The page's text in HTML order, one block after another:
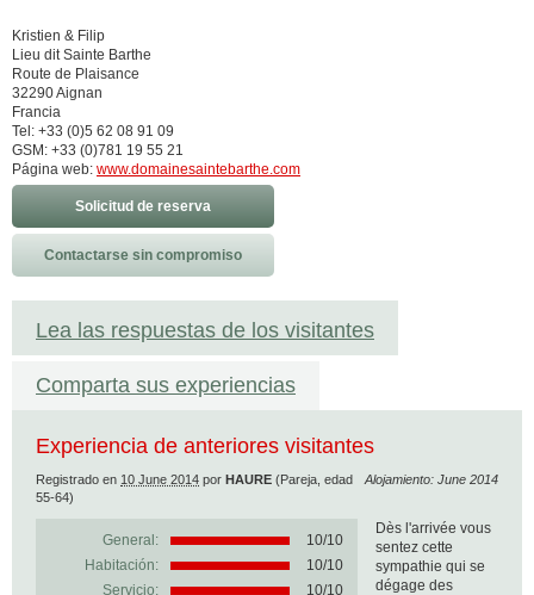
Kristien & Filip
Lieu dit Sainte Barthe
Route de Plaisance
32290 Aignan
Francia
Tel: +33 (0)5 62 08 91 09
GSM: +33 (0)781 19 55 21
Página web: www.domainesaintebarthe.com
Solicitud de reserva
Contactarse sin compromiso
Lea las respuestas de los visitantes
Comparta sus experiencias
Experiencia de anteriores visitantes
Alojamiento: June 2014
Registrado en 10 June 2014 por HAURE (Pareja, edad
55-64)
General: 10/10
Habitación:
10/10
Servicio:
10/10
Dès l'arrivée vous
sentez cette
sympathie qui se
dégage des